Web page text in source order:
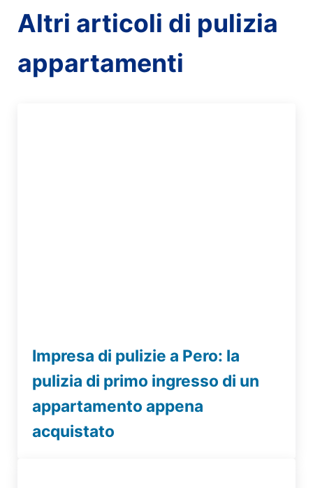
Altri articoli di pulizia
appartamenti
Impresa di pulizie a Pero: la
pulizia di primo ingresso di un
appartamento appena
acquistato